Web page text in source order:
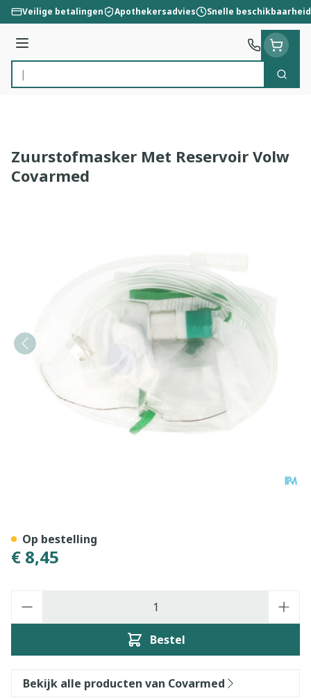
Ga naar de inhoud
Veilige betalingen Apothekersadvies Snelle beschikbaarheid
Menu
Product, merk, categorie...
Zoek
Zuurstofmasker Met Reservoir Volw
Covarmed
€ 8,45
Bestel
Op bestelling
Bekijk alle producten van Covarmed